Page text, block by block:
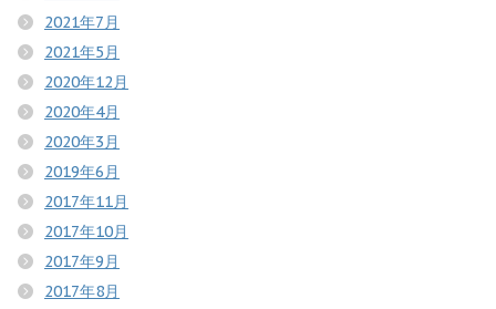
2021年7月
2021年5月
2020年12月
2020年4月
2020年3月
2019年6月
2017年11月
2017年10月
2017年9月
2017年8月